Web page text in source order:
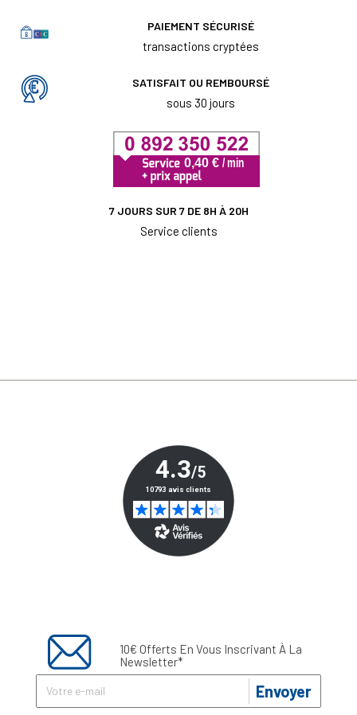
PAIEMENT SÉCURISÉ
transactions cryptées
SATISFAIT OU REMBOURSÉ
sous 30 jours
7 JOURS SUR 7 DE 8H À 20H
Service clients
10€ Offerts En Vous Inscrivant À La
Newsletter*
Envoyer